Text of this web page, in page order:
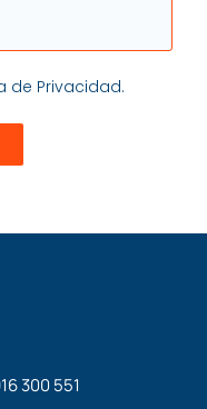
de Privacidad.
300 551